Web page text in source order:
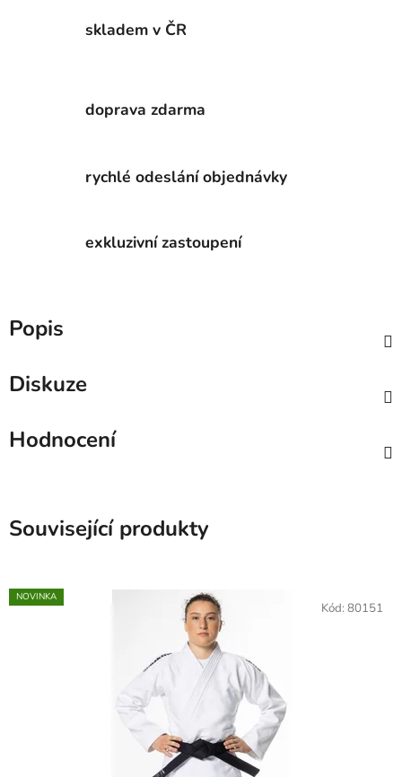
skladem v ČR
doprava zdarma
rychlé odeslání objednávky
exkluzivní zastoupení
Popis
Diskuze
Hodnocení
Související produkty
NOVINKA
Kód: 80151